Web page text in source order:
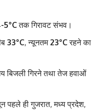
5°Cतक गिरावट संभव।
33°C, न्यूनतम 23°Cरहने का
बिजली गिरने तथा तेज हवाओं
पहले ही गुजरात, मध्य प्रदेश,